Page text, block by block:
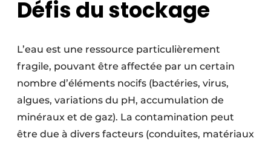
Rénovation
Software
Techniques ferroviaires
Travaux ferroviaires
Défis du stockage
L’eau est une ressource particulièrement
fragile, pouvant être affectée par un certain
nombre d’éléments nocifs (bactéries, virus,
algues, varia­tions du pH, accumulation de
minéraux et de gaz). La contamination peut
être due à divers facteurs (conduites, matériaux